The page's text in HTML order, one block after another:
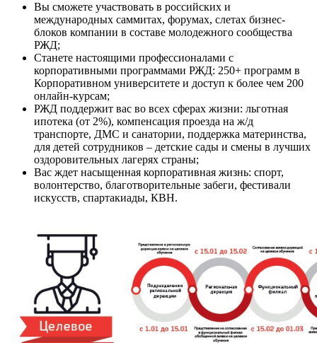
Вы сможете участвовать в российских и
международных саммитах, форумах, слетах бизнес-
блоков компании в составе молодежного сообщества
РЖД;
Станете настоящими профессионалами с
корпоративными программами РЖД: 250+ программ в
Корпоративном университете и доступ к более чем 200
онлайн-курсам;
РЖД поддержит вас во всех сферах жизни: льготная
ипотека (от 2%), компенсация проезда на ж/д
транспорте, ДМС и санатории, поддержка материнства,
для детей сотрудников – детские сады и смены в лучших
оздоровительных лагерях страны;
Вас ждет насыщенная корпоративная жизнь: спорт,
волонтерство, благотворительные забеги, фестивали
искусств, спартакиады, КВН.